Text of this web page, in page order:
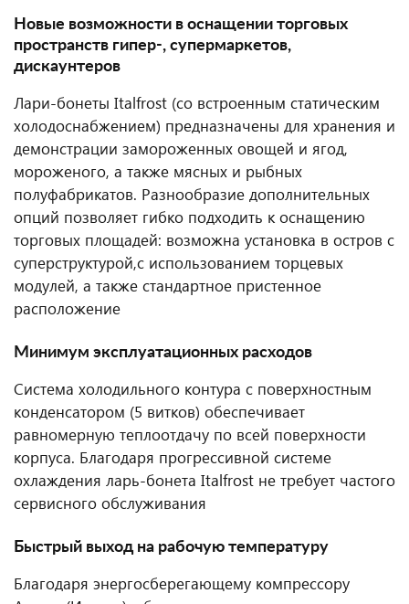
Новые возможности в оснащении торговых
пространств гипер-, супермаркетов,
дискаунтеров
Лари-бонеты Italfrost (со встроенным статическим
холодоснабжением) предназначены для хранения и
демонстрации замороженных овощей и ягод,
мороженого, а также мясных и рыбных
полуфабрикатов. Разнообразие дополнительных
опций позволяет гибко подходить к оснащению
торговых площадей: возможна установка в остров с
суперструктурой,с использованием торцевых
модулей, а также стандартное пристенное
расположение
Минимум эксплуатационных расходов
Система холодильного контура с поверхностным
конденсатором (5 витков) обеспечивает
равномерную теплоотдачу по всей поверхности
корпуса. Благодаря прогрессивной системе
охлаждения ларь-бонета Italfrost не требует частого
сервисного обслуживания
Быстрый выход на рабочую температуру
Благодаря энергосберегающему компрессору